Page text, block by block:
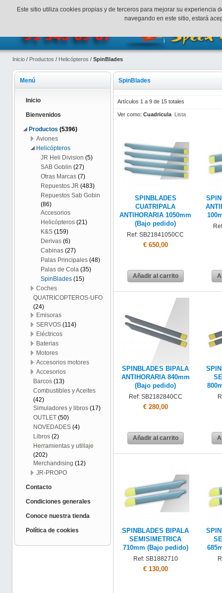
¡Bienvenidos a SpeedHobbys! Mi cuenta Finalizar
Inicio / Productos / Helicópteros / SpinBlades
SpinBlades
Artículos 1 a 9 de 15 totales
Ver como: Cuadricula Lista
SPINBLADES
CUATRIPALA
ANTIHORARIA 1050mm
(Bajo pedido)
Ref: SB21841050CC
€ 650,00
Añadir al carrito
SPINBLADES BIPALA
ANTIHORARIA 840mm
(Bajo pedido)
Ref: SB2182840CC
€ 280,00
Añadir al carrito
SPINBLADES BIPALA
SEMISIMETRICA
710mm (Bajo pedido)
Ref: SB1882710
€ 130,00
Menú
Inicio
Bienvenidos
Productos (5396)
Aviones
Helicópteros
JR Heli Division (5)
SAB Goblin (27)
Otras Marcas (7)
Repuestos JR (483)
Repuestos Sab Gobin
(86)
Accesorios
Helicópteros (21)
K&S (159)
Derivas (6)
Cabinas (27)
Palas Principales (48)
Palas de Cola (35)
SpinBlades (15)
Coches
QUATRICOPTEROS-UFO
(24)
Emisoras
SERVOS (114)
Eléctricos
Baterias
Motores
Accesorios motores
Accesorios
Barcos (13)
Combustibles y Aceites
(42)
Simuladores y libros (17)
OUTLET (50)
NOVEDADES (4)
Libros (2)
Herramientas y utillaje
(202)
Merchandising (12)
JR-PROPO
Contacto
Condiciones generales
Conoce nuestra tienda
Política de cookies
Este sitio utiliza cookies propias y de terceros para mejorar su
navegando en este sitio, estará